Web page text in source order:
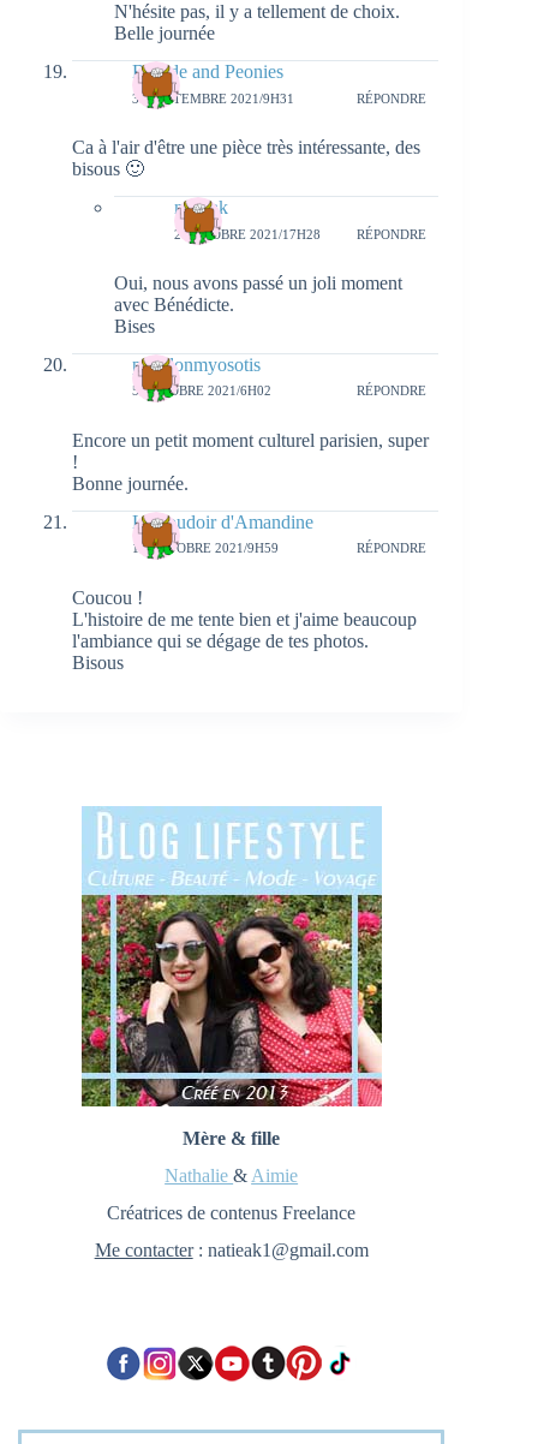
N'hésite pas, il y a tellement de choix.
Belle journée
Blonde and Peonies
30 SEPTEMBRE 2021/9H31 RÉPONDRE
Ca à l'air d'être une pièce très intéressante, des
bisous 🙂
natieak
2 OCTOBRE 2021/17H28 RÉPONDRE
Oui, nous avons passé un joli moment
avec Bénédicte.
Bises
papillonmyosotis
5 OCTOBRE 2021/6H02 RÉPONDRE
Encore un petit moment culturel parisien, super
!
Bonne journée.
Le boudoir d'Amandine
10 OCTOBRE 2021/9H59 RÉPONDRE
Coucou !
L'histoire de me tente bien et j'aime beaucoup
l'ambiance qui se dégage de tes photos.
Bisous
Mère & fille
Nathalie& Aimie
Créatrices de contenus Freelance
Me contacter: natieak1@gmail.com